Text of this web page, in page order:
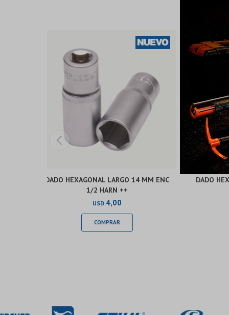
DADO HEXAGONAL LARGO 14 MM ENC
1/2 HARN ++
USD 4,00
DADO